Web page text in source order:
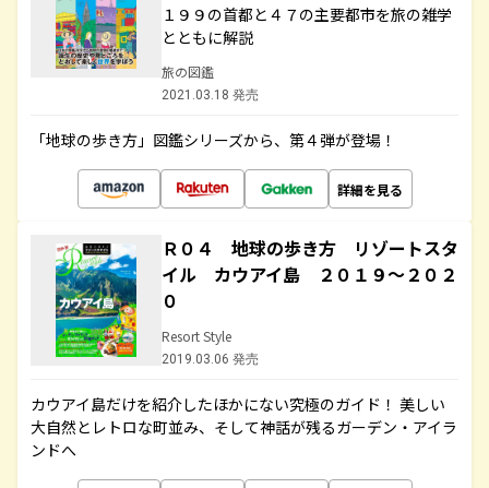
１９９の首都と４７の主要都市を旅の雑学
とともに解説
旅の図鑑
2021.03.18 発売
「地球の歩き方」図鑑シリーズから、第４弾が登場！
詳細を見る
Ｒ０４ 地球の歩き方 リゾートスタ
イル カウアイ島 ２０１９～２０２
０
Resort Style
2019.03.06 発売
カウアイ島だけを紹介したほかにない究極のガイド！ 美しい
大自然とレトロな町並み、そして神話が残るガーデン・アイラ
ンドへ